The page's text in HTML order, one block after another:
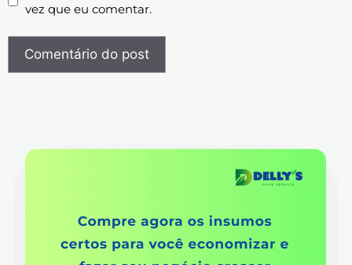
vez que eu comentar.